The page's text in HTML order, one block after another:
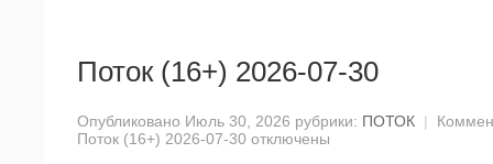
Поток (16+) 2026-07-30
Опубликовано Июль 30, 2026 рубрики: ПОТОК |
Поток (16+) 2026-07-30 отключены